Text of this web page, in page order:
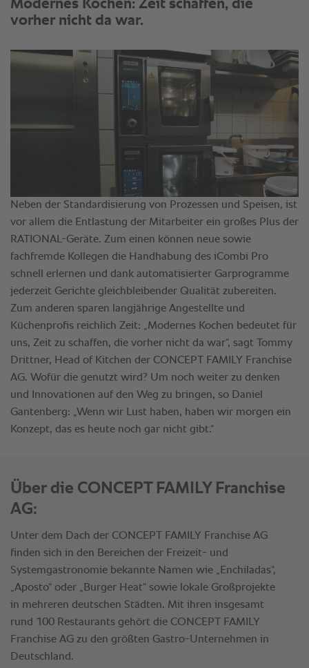
Über die CONCEPT FAMILY Franchise
AG:
Unter dem Dach der CONCEPT FAMILY Franchise AG
finden sich in den Bereichen der Freizeit- und
Systemgastronomie bekannte Namen wie „Enchiladas“,
„Aposto“ oder „Burger Heat“ sowie lokale Großprojekte
in mehreren deutschen Städten. Mit ihren insgesamt
rund 100 Restaurants gehört die CONCEPT FAMILY
Franchise AG zu den größten Gastro-Unternehmen in
Deutschland.